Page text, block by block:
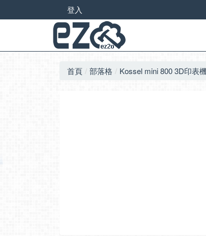
登入
首頁 部落格 Kossel mini 800 3D印表